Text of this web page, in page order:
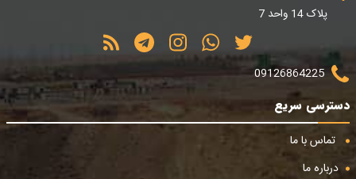
پلاک 14 واحد 7
09126864225
دسترسی سریع
تماس با ما
درباره ما